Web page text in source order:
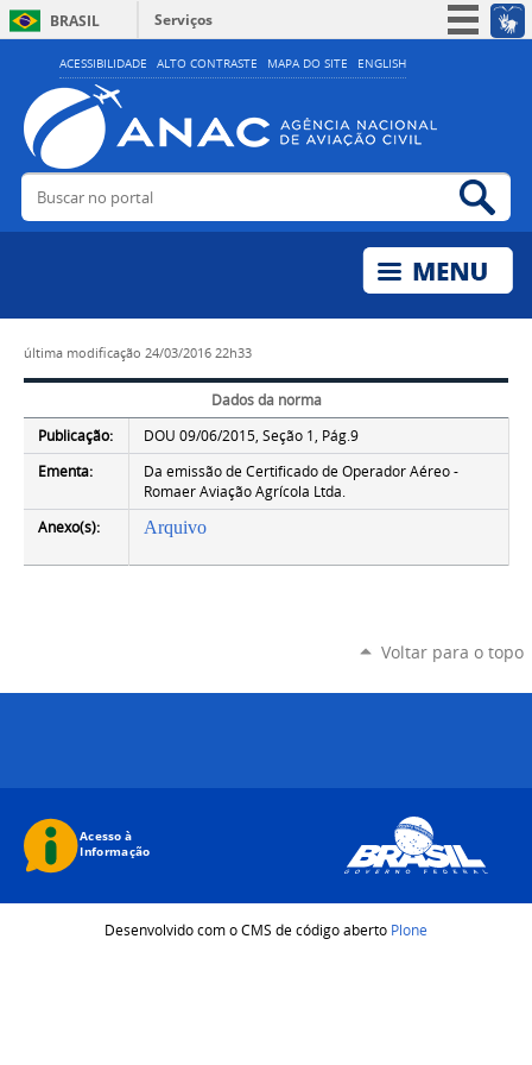
ACESSIBILIDADE ALTO CONTRASTE MAPA DO SITE ENGLISH
BRASIL
Serviços
Simplifique!
Acesso à informação
Legislação
Buscar no portal
última modificação 24/03/2016 22h33
Dados da norma
Publicação:
DOU 09/06/2015, Seção 1, Pág.9
Ementa:
Da emissão de Certificado de Operador Aéreo -
Romaer Aviação Agrícola Ltda.
Anexo(s):
Arquivo
Voltar para o topo
Desenvolvido com o CMS de código aberto Plone